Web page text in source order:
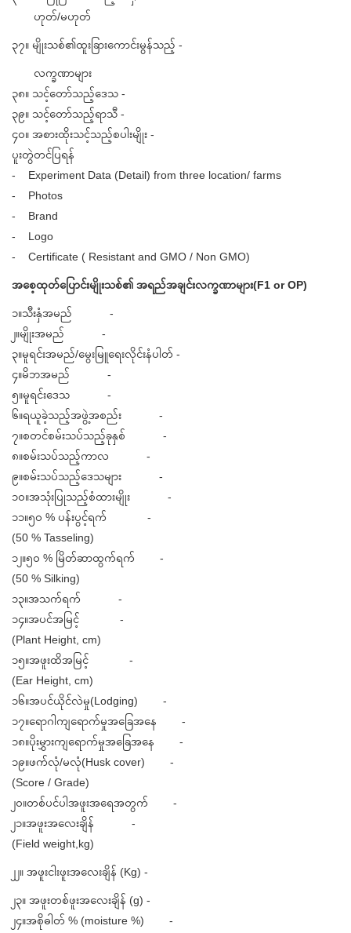
ဟုတ်/မဟုတ်
၃၇။ မျိုးသစ်၏ထူးခြားကောင်းမွန်သည့် -
လက္ခဏာများ
၃၈။ သင့်တော်သည့်ဒေသ -
၃၉။ သင့်တော်သည့်ရာသီ -
၄၀။ အစားထိုးသင့်သည့်စပါးမျိုး -
ပူးတွဲတင်ပြရန်
- Experiment Data (Detail) from three location/ farms
- Photos
- Brand
- Logo
- Certificate ( Resistant and GMO / Non GMO)
အစေ့ထုတ်ပြောင်းမျိုးသစ်၏ အရည်အချင်းလက္ခဏာများ(F1 or OP)
၁။သီးနှံအမည် -
၂။မျိုးအမည် -
၃။မူရင်းအမည်/မွေးမြူရေးလိုင်းနံပါတ် -
၄။မိဘအမည် -
၅။မူရင်းဒေသ -
၆။ရယူခဲ့သည့်အဖွဲ့အစည်း -
၇။စတင်စမ်းသပ်သည့်ခုနှစ် -
၈။စမ်းသပ်သည့်ကာလ -
၉။စမ်းသပ်သည့်ဒေသများ -
၁၀။အသုံးပြုသည့်စံထားမျိုး -
၁၁။၅၀ % ပန်းပွင့်ရက် -
(50 % Tasseling)
၁၂။၅၀ % မြိတ်ဆာထွက်ရက် -
(50 % Silking)
၁၃။အသက်ရက် -
၁၄။အပင်အမြင့် -
(Plant Height, cm)
၁၅။အဖူးထိအမြင့် -
(Ear Height, cm)
၁၆။အပင်ယိုင်လဲမှု(Lodging) -
၁၇။ရောဂါကျရောက်မှုအခြေအနေ -
၁၈။ပိုးမွှားကျရောက်မှုအခြေအနေ -
၁၉။ဖက်လုံ/မလုံ(Husk cover) -
(Score / Grade)
၂၀။တစ်ပင်ပါအဖူးအရေအတွက် -
၂၁။အဖူးအလေးချိန် -
(Field weight,kg)
၂၂။ အဖူးငါးဖူးအလေးချိန် (Kg) -
၂၃။ အဖူးတစ်ဖူးအလေးချိန် (g) -
၂၄။အစိုဓါတ် % (moisture %) -